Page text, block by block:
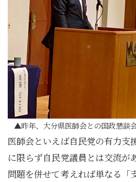
昨年、大分県医師会との国政懇談
医師会といえば自民党の有力支
に限らず自民党議員とは交流が
問題を併せて考えれば単なる「